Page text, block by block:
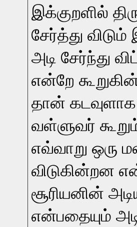
இக்குறளில்
சேர்த்து
அடி சேர்ந்து
என்றே
தான் கடவுளாக
வள்ளுவர்
எவ்வாறு ஒரு
விடுகின்றன
சூரியனின்
என்பதையும்